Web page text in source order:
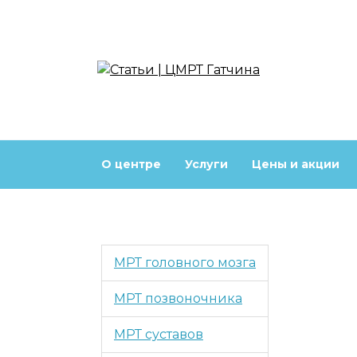
О центре Услуги Цены и акции
МРТ головного мозга
МРТ позвоночника
МРТ суставов